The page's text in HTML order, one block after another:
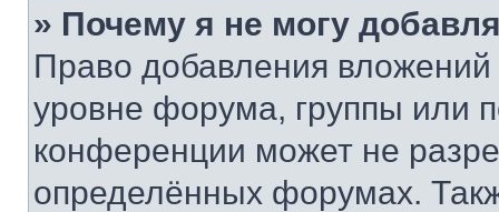
» Почему я не могу
Право добавления
уровне форума, группы или
конференции может не
определённых форумах.